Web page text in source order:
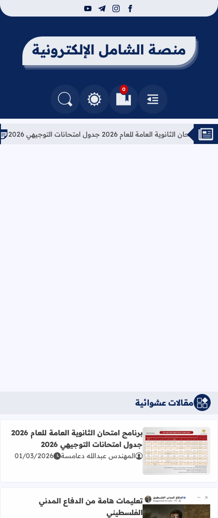
facebook
instagram
telegram
youtube
منصة الشامل الإلكترونية
القائمة
0
العلامات المرجعيةالتغيير بين الوضع النهاري والداكن
البحث في المدونة
العامة للعام 2026 جدول امتحانات التوجيهي 2026
مقالات عشوائية
اقرأ المزيد عن برنامج امتحان الثانوية العامة للعام 2026 جدول امتحانات التوجيهي 2026
برنامج امتحان الثانوية العامة للعام 2026
جدول امتحانات التوجيهي 2026
المهندس عبدالله دعامسة 01/03/2026
تعليمات هامة من الدفاع المدني
الفلسطيني